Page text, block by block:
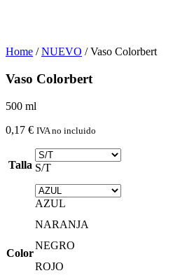
Home /NUEVO / Vaso Colorbert
Vaso Colorbert
500 ml
0,17 € IVA no incluido
Talla S/T
Color
AZUL
NARANJA
NEGRO
ROJO